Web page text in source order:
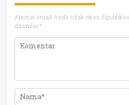
Alamat email Anda tidak akan
ditandai *